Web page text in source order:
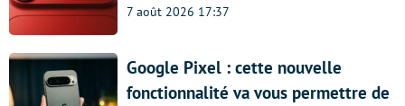
7 août 2026 17:37
Google Pixel : cette nouvelle
fonctionnalité va vous permettre de